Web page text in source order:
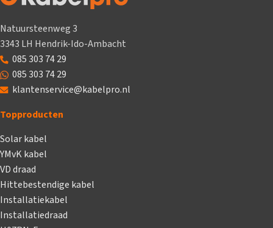
Natuursteenweg 3
3343 LH Hendrik-Ido-Ambacht
085 303 74 29
085 303 74 29
klantenservice@kabelpro.nl
Topproducten
Solar kabel
YMvK kabel
VD draad
Hittebestendige kabel
Installatiekabel
Installatiedraad